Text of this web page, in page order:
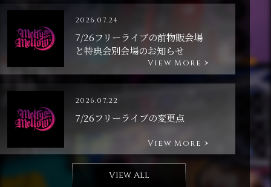
2026.07.24
7/26フリーライブの前物販会場
と特典会別会場のお知らせ
View More
2026.07.22
7/26フリーライブの変更点
View More
View All